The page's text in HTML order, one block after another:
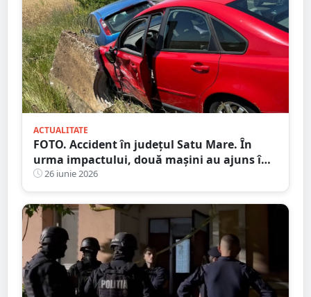
ACTUALITATE
FOTO. Accident în județul Satu Mare. În
urma impactului, două mașini au ajuns în
șanț26 iunie 2026